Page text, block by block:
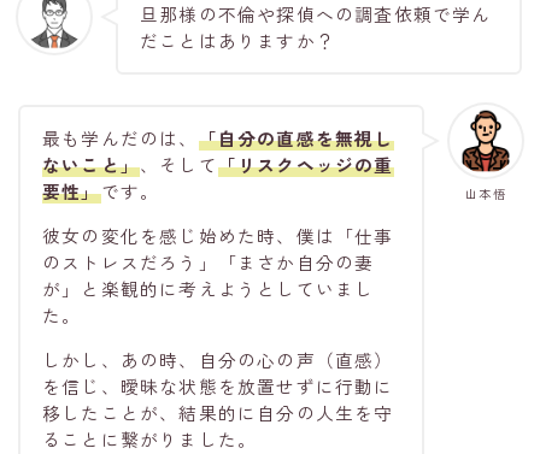
旦那様の不倫や探偵への調査依頼で学ん
だことはありますか？
山本悟
最も学んだのは、 「自分の直感を無視し
ないこと」、そして「リスクヘッジの重
要性」です。
彼女の変化を感じ始めた時、僕は「仕事
のストレスだろう」「まさか自分の妻
が」と楽観的に考えようとしていまし
た。
しかし、あの時、自分の心の声（直感）
を信じ、曖昧な状態を放置せずに行動に
移したことが、結果的に自分の人生を守
ることに繋がりました。